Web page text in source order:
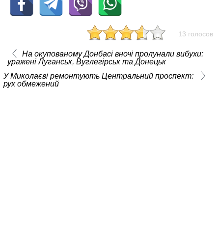
13 голосов
На окупованому Донбасі вночі пролунали вибухи:
уражені Луганськ, Вуглегірськ та Донецьк
У Миколаєві ремонтують Центральний проспект:
рух обмежений